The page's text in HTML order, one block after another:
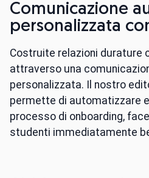
Comunicazione
personalizzata
Costruite relazioni durature
attraverso una
personalizzata. Il nostro
permette di automatizzare
processo di onboarding,
studenti immediatamente